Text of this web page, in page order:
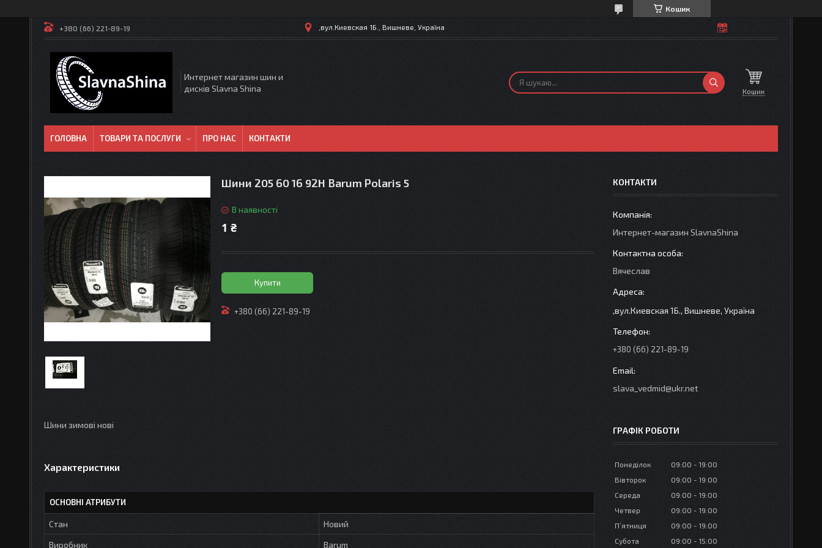
Кошик
+380 (66) 221-89-19 ,вул.Киевская 1Б., Вишневе, Україна
Интернет магазин шин и
дисків Slavna Shina
Кошик
ГОЛОВНА ТОВАРИ ТА ПОСЛУГИ ПРО НАС КОНТАКТИ
Шини 205 60 16 92H Barum Polaris 5
В наявності
1 ₴
Купити
+380 (66) 221-89-19
Шини зимові нові
Характеристики
ОСНОВНІ АТРИБУТИ
Стан
Новий
Виробник
Barum
КОНТАКТИ
Интернет-магазин SlavnaShina
Вячеслав
,вул.Киевская 1Б., Вишневе, Україна
+380 (66) 221-89-19
slava_vedmid@ukr.net
ГРАФІК РОБОТИ
Понеділок 09:00
19:00
Вівторок
09:00
19:00
Середа
09:00
19:00
Четвер
09:00
19:00
Пʼятниця
09:00
19:00
Субота
09:00 15:00